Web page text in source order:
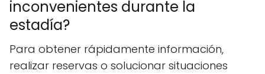
inconvenientes durante la
estadía?
Para obtener rápidamente información,
realizar reservas o solucionar situaciones